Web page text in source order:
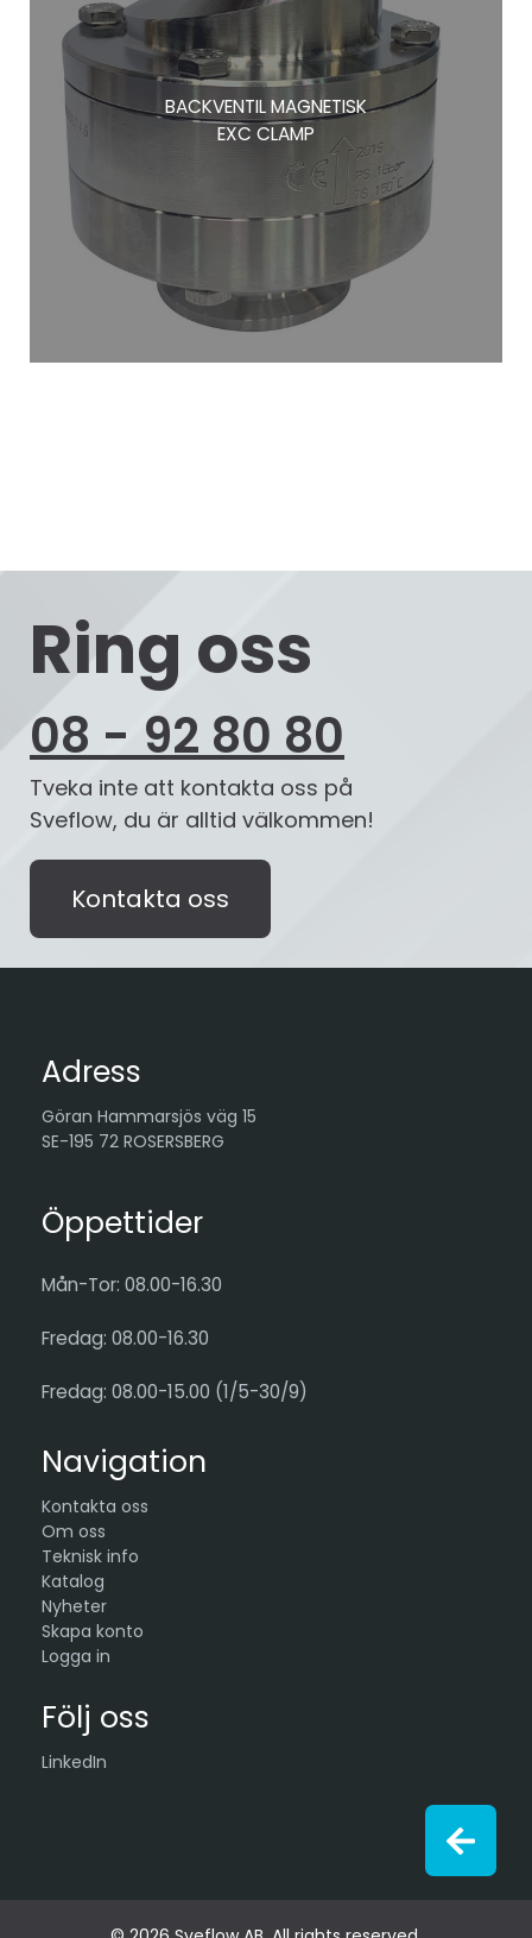
BACKVENTIL MAGNETISK
EXC CLAMP
Ring oss
08 - 92 80 80
Tveka inte att kontakta oss på
Sveflow, du är alltid välkommen!
Kontakta oss
Adress
Göran Hammarsjös väg 15
SE-195 72 ROSERSBERG
Öppettider
Mån-Tor: 08.00-16.30
Fredag: 08.00-16.30
Fredag: 08.00-15.00 (1/5-30/9)
Navigation
Kontakta oss
Om oss
Teknisk info
Katalog
Nyheter
Skapa konto
Logga in
Följ oss
LinkedIn